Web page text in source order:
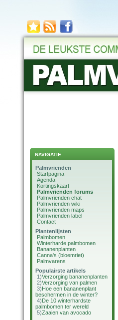
NAVIGATIE
Palmvrienden
Startpagina
Agenda
Kortingskaart
Palmvrienden forums
Palmvrienden chat
Palmvrienden wiki
Palmvrienden maps
Palmvrienden label
Contact
Plantenlijsten
Palmbomen
Winterharde palmbomen
Bananenplanten
Canna's (bloemriet)
Palmvarens
Populairste artikels
1)Verzorging bananenplanten
2)Verzorging van palmen
3)Hoe een bananenplant
beschermen in de winter?
4)De 10 winterhardste
palmbomen ter wereld
5)Zaaien van avocado